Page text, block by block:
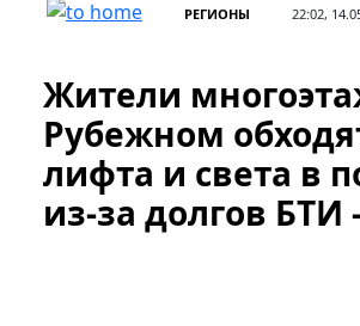
РЕГИОНЫ 22:02,
Жители
Рубежном
лифта и света в
из-за долгов БТИ